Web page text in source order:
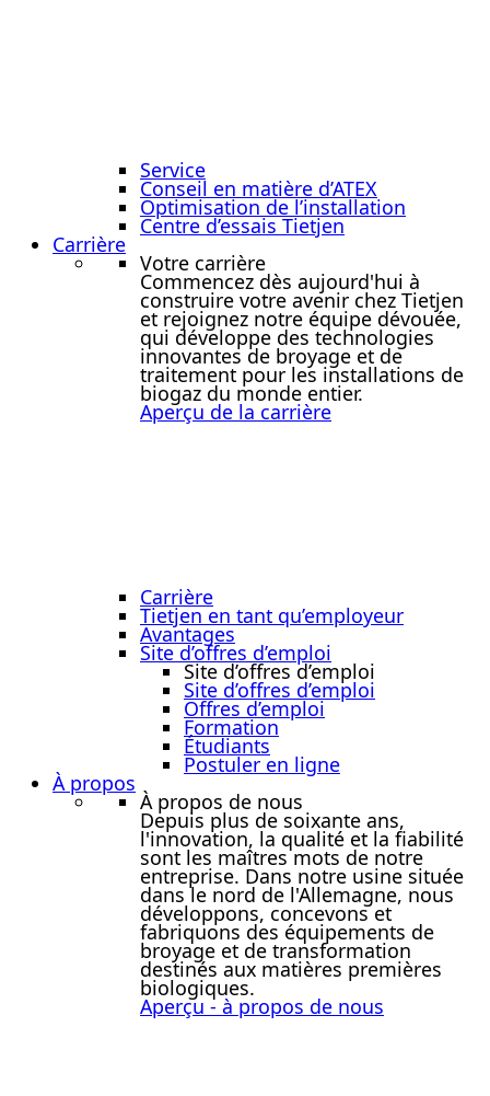
Service
Conseil en matière d’ATEX
Optimisation de l’installation
Centre d’essais Tietjen
Carrière
Votre carrière
Commencez dès aujourd'hui à
construire votre avenir chez Tietjen
et rejoignez notre équipe dévouée,
qui développe des technologies
innovantes de broyage et de
traitement pour les installations de
biogaz du monde entier.
Aperçu de la carrière
Carrière
Tietjen en tant qu’employeur
Avantages
Site d’offres d’emploi
Site d’offres d’emploi
Site d’offres d’emploi
Offres d’emploi
Formation
Étudiants
Postuler en ligne
À propos
À propos de nous
Depuis plus de soixante ans,
l'innovation, la qualité et la fiabilité
sont les maîtres mots de notre
entreprise. Dans notre usine située
dans le nord de l'Allemagne, nous
développons, concevons et
fabriquons des équipements de
broyage et de transformation
destinés aux matières premières
biologiques.
Aperçu - à propos de nous